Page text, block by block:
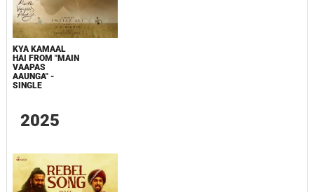
KYA KAMAAL
HAI FROM "MAIN
VAAPAS
AAUNGA" -
SINGLE
2025